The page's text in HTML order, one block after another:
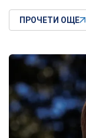
ПРОЧЕТИ ОЩЕ